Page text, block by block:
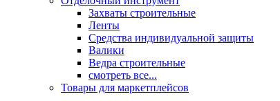
Захваты строительные
Ленты
Средства индивидуальной защиты
Валики
Ведра строительные
смотреть все...
Товары для маркетплейсов